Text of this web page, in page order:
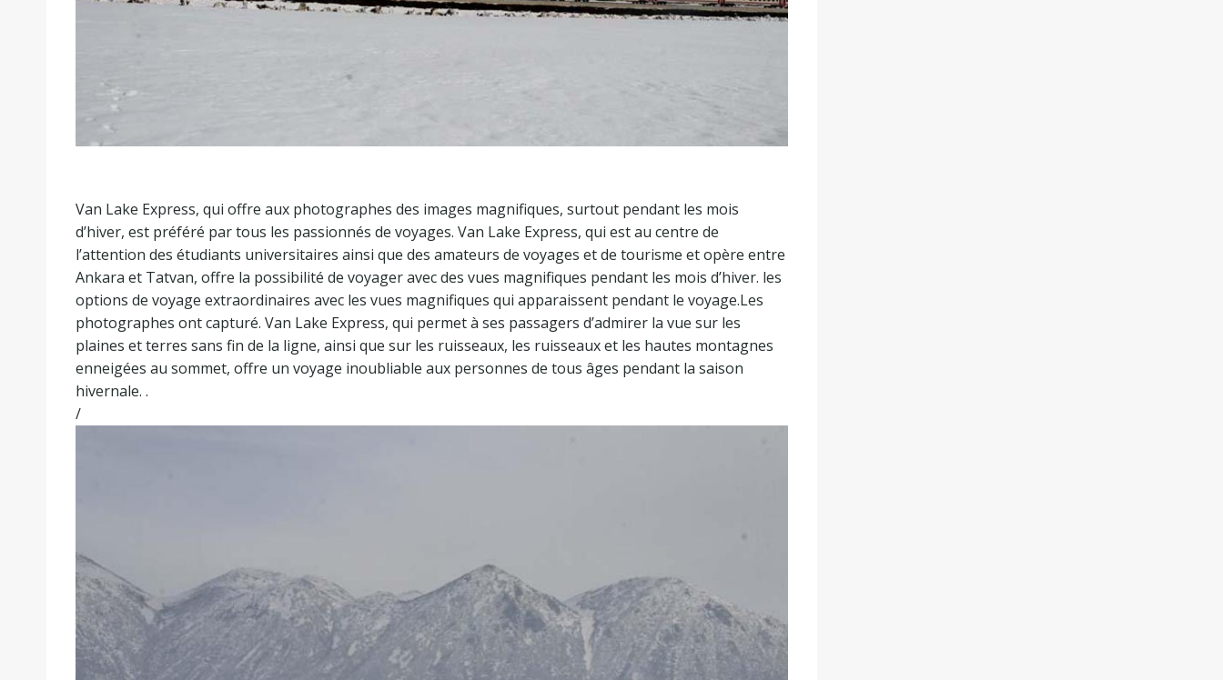
Van Lake Express, qui offre aux photographes des images magnifiques, surtout pendant les mois
d’hiver, est préféré par tous les passionnés de voyages. Van Lake Express, qui est au centre de
l’attention des étudiants universitaires ainsi que des amateurs de voyages et de tourisme et opère entre
Ankara et Tatvan, offre la possibilité de voyager avec des vues magnifiques pendant les mois d’hiver. les
options de voyage extraordinaires avec les vues magnifiques qui apparaissent pendant le voyage.Les
photographes ont capturé. Van Lake Express, qui permet à ses passagers d’admirer la vue sur les
plaines et terres sans fin de la ligne, ainsi que sur les ruisseaux, les ruisseaux et les hautes montagnes
enneigées au sommet, offre un voyage inoubliable aux personnes de tous âges pendant la saison
hivernale. .
/